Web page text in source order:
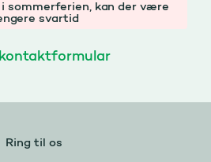
sommerferien, kan der være
svartid
Ring til os